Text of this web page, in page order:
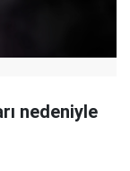
nedeniyle